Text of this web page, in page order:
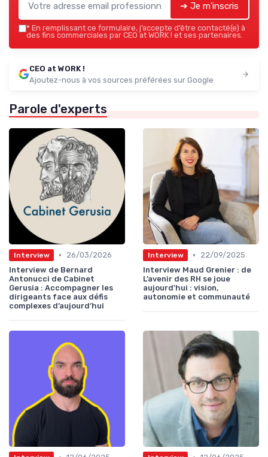
➔ Je m'inscris
* En remplissant ce formulaire, j’accepte d’être contacté(e) à
des fins commerciales par CEO at WORK ! et ses partenaires.
CEO at WORK !
Ajoutez-nous à vos sources préférées sur Google
Parole d'experts
Interview •
26/03/2026
Interview de Bernard
Antonucci de Cabinet
Gerusia : Accompagner les
dirigeants face aux défis
complexes d’aujourd’hui
Interview •
22/09/2025
Interview Maud Grenier : de
L’avenir des RH se joue
aujourd'hui : vision,
autonomie et communauté